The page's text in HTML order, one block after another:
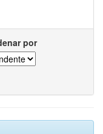
por